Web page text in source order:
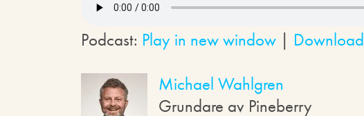
Podcast: Play in new window | Download
Michael Wahlgren
Grundare av Pineberry